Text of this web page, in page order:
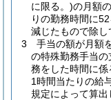
に限る。)の月額
りの勤務時間に
減じたもので除し
3
手当の額が月額
の特殊勤務手当
務をした時間に係
1時間当たりの給
規定によって算